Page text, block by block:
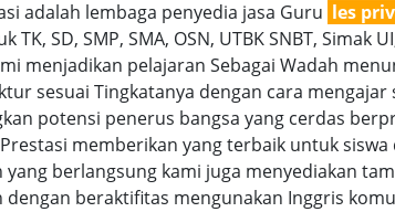
adalah lembaga penyedia jasa Guru les
TK, SD, SMP, SMA, OSN, UTBK SNBT,
menjadikan pelajaran Sebagai Wadah
sesuai Tingkatanya dengan cara
potensi penerus bangsa yang cerdas
memberikan yang terbaik untuk
yang berlangsung kami juga menyediakan
dengan beraktifitas mengunakan Inggris